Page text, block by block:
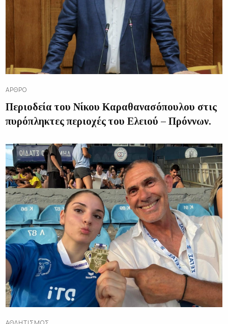
ΆΡΘΡΟ
Περιοδεία του Νίκου Καραθανασόπουλου στις
πυρόπληκτες περιοχές του Ελειού – Πρόννων.